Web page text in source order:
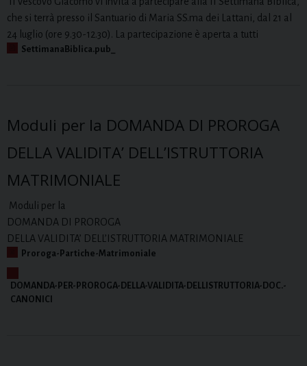
che si terrà presso il Santuario di Maria SS.ma dei Lattani, dal 21 al
24 luglio (ore 9.30-12.30). La partecipazione è aperta a tutti
SettimanaBiblica.pub_
Moduli per la DOMANDA DI PROROGA
DELLA VALIDITA’ DELL’ISTRUTTORIA
MATRIMONIALE
Moduli per la
DOMANDA DI PROROGA
DELLA VALIDITA’ DELL’ISTRUTTORIA MATRIMONIALE
Proroga-Partiche-Matrimoniale
DOMANDA-PER-PROROGA-DELLA-VALIDITA-DELLISTRUTTORIA-DOC.-
CANONICI